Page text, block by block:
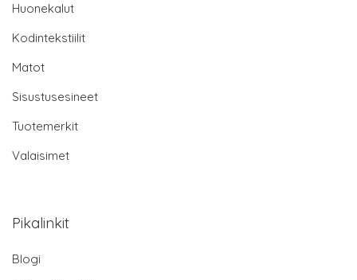
Huonekalut
Kodintekstiilit
Matot
Sisustusesineet
Tuotemerkit
Valaisimet
Pikalinkit
Blogi